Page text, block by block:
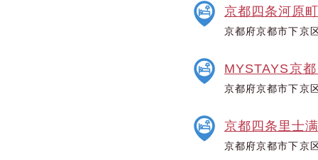
京都四条河原
京都府京都市下京
MYSTAYS京
京都府京都市下京
京都四条里士
京都府京都市下京